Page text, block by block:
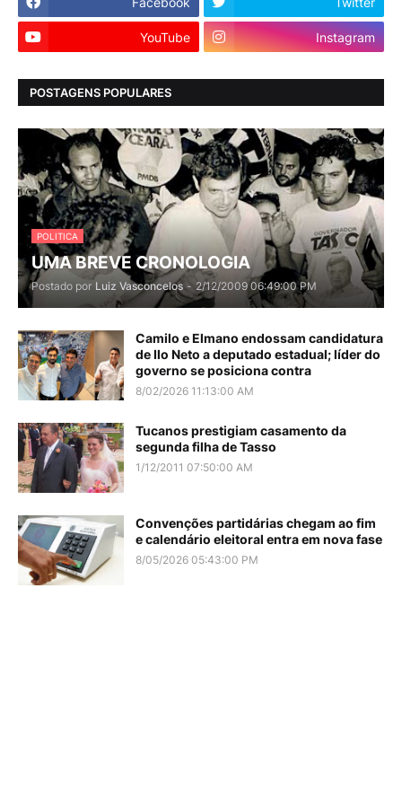
YouTube Instagram
POSTAGENS POPULARES
POLITICA
UMA BREVE CRONOLOGIA
Postado por Luiz Vasconcelos - 2/12/2009 06:49:00 PM
Camilo e Elmano endossam candidatura
de Ilo Neto a deputado estadual; líder do
governo se posiciona contra
8/02/2026 11:13:00 AM
Tucanos prestigiam casamento da
segunda filha de Tasso
1/12/2011 07:50:00 AM
Convenções partidárias chegam ao fim
e calendário eleitoral entra em nova fase
8/05/2026 05:43:00 PM